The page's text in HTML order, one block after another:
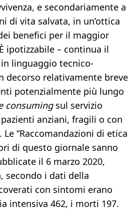
e secondariamente a
di vita salvata, in un’ottica
benefici per il maggior
ipotizzabile – continua il
linguaggio tecnico-
decorso relativamente breve
potenzialmente più lungo
consumingsul servizio
anziani, fragili o con
“Raccomandazioni di etica
di questo giornale sanno
il 6 marzo 2020,
secondo i dati della
con sintomi erano
intensiva 462, i morti 197.